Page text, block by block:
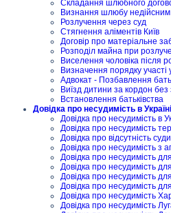
Складання шлюбного
Визнання шлюбу недійсним
Розлучення через суд
Стягнення аліментів Київ
Договір про матеріальне
Розподіл майна при
Виселення чоловіка після
Визначення порядку участі
Адвокат - Позбавлення
Виїзд дитини за кордон без
Встановлення батьківства
Довідка про несудимість в Україні
Довідка про несудимість в
Довідка про несудимість
Довідка про відсутність
Довідка про несудимість з
Довідка про несудимість
Довідка про несудимість
Довідка про несудимість
Довідка про несудимість
Довідка про несудимість
Довідка про несудимість